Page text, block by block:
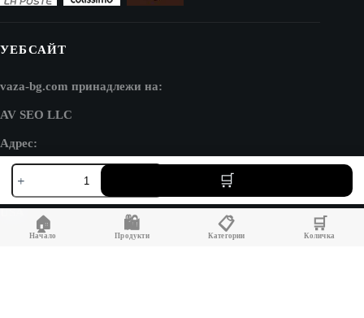
количество
за
Малка
метална
Médicis
УЕБСАЙТ
vaza-bg.com принадлежи на:
AV SEO LLC
Адрес:
1111B S Governors Ave STE 40127
Dover, DE 19904
USA
🏠
Начало
🛍️
Продукти
📋
Категории
🛒
Количка